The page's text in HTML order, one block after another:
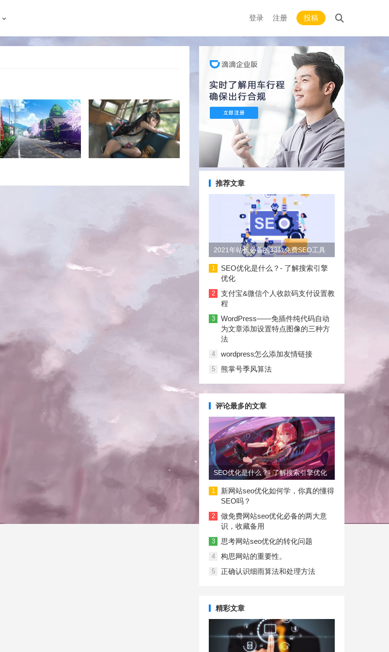
登录 注册 投稿
推荐文章
2021年站长必备的33款免费SEO工具
大合集
1
SEO优化是什么？- 了解搜索引擎
优化
2
支付宝&微信个人收款码支付设置教
程
3
WordPress——免插件纯代码自动
为文章添加设置特点图像的三种方
法
4 wordpress怎么添加友情链接
5 熊掌号季风算法
评论最多的文章
SEO优化是什么？- 了解搜索引擎优化
1
新网站seo优化如何学，你真的懂得
SEO吗？
2
做免费网站seo优化必备的两大意
识，收藏备用
3 思考网站seo优化的转化问题
4 构思网站的重要性。
5 正确认识细雨算法和处理方法
精彩文章